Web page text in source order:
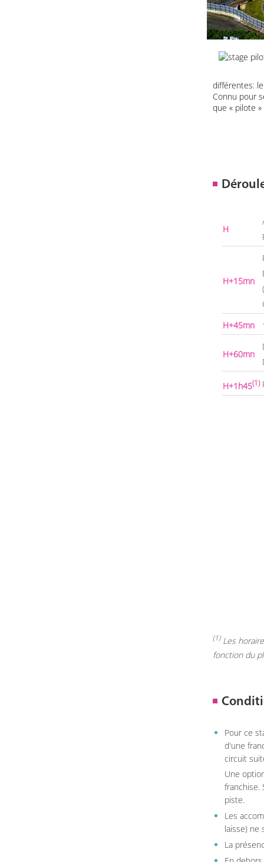
H
H+15mn
H+45mn
H+60mn
H+1h45(1)
(1)Les
fonction du
Pour ce
d'une
circuit
Une
franchise.
piste.
Les
laisse) ne
La
différentes:
Connu pour
que « pilote »